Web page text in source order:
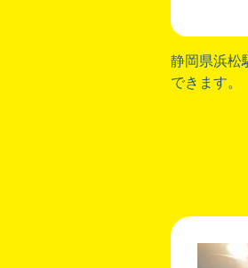
静岡県浜松
できます。